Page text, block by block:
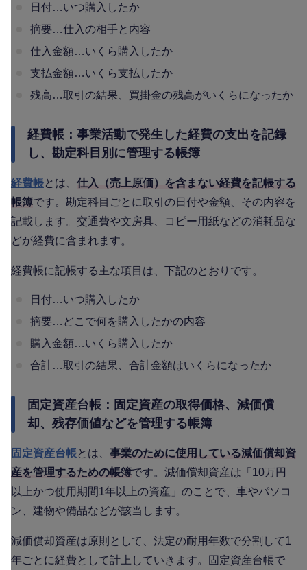
日付…いつ購入したか
摘要…仕入の相手と内容
仕入金額…いくら購入したか
支払金額…いくら支払したか
残高…取引の結果、買掛金の残高がいくらになったか
経費帳：事業活動で発生した経費の支出を記録
し、勘定科目別に管理する帳簿
経費帳とは、 仕入（売上原価）を含まない経費を記帳する
帳簿です。勘定科目ごとに取引の日付や金額、その内容を
記載します。交通費や文房具、コピー用紙などの消耗品な
どが経費に含まれます。
経費帳に記帳する主な項目は、下記のとおりです。
日付…いつ購入したか
摘要…どこで何を購入したかの内容
購入金額…いくら購入したか
合計…取引の結果、合計金額はいくらになったか
固定資産台帳：固定資産の取得価格、減価償
却、残存価値などを管理する帳簿
固定資産台帳とは、 事業のために使用している減価償却資
産を管理するための帳簿です。減価償却資産は「10万円
以上かつ使用期間1年以上の資産」のことで、車やパソコ
ン、建物や備品などが該当します。
減価償却資産は原則として、法定の耐用年数で分割して1
年ごとに経費として計上していきます。固定資産台帳で